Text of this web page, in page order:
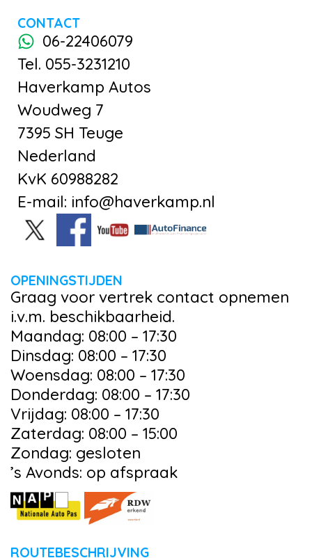
CONTACT
06-22406079
Tel. 055-3231210
Haverkamp Autos
Woudweg 7
7395 SH Teuge
Nederland
KvK 60988282
E-mail: info@haverkamp.nl
OPENINGSTIJDEN
Graag voor vertrek contact opnemen
i.v.m. beschikbaarheid.
Maandag: 08:00 – 17:30
Dinsdag: 08:00 – 17:30
Woensdag: 08:00 – 17:30
Donderdag: 08:00 – 17:30
Vrijdag: 08:00 – 17:30
Zaterdag: 08:00 – 15:00
Zondag: gesloten
’s Avonds: op afspraak
ROUTEBESCHRIJVING